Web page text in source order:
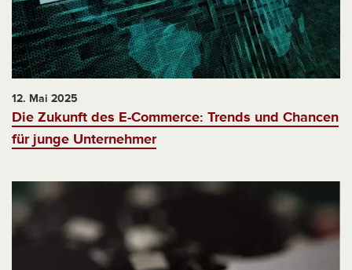
12. Mai 2025
Die Zukunft des E-Commerce: Trends und Chancen
für junge Unternehmer